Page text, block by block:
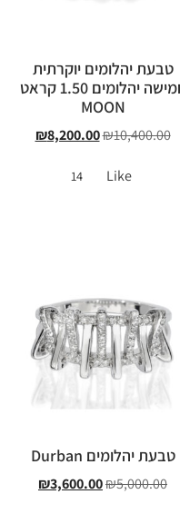
טבעת יהלומים יוקרתית
חמישה יהלומים 1.50 קראט
MOON
₪10,400.00
₪8,200.00
Like
14
טבעת יהלומים Durban
₪5,000.00
₪3,600.00